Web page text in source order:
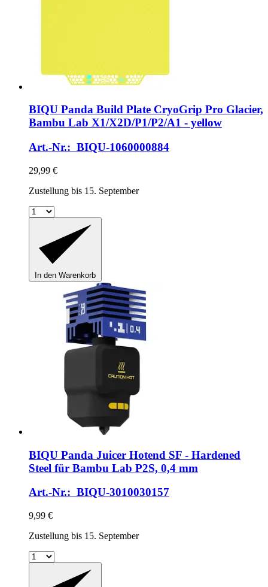
BIQU Panda Build Plate CryoGrip Pro Glacier,
Bambu Lab X1/X2D/P1/P2/A1 -​ yellow
Art.-Nr.: BIQU-1060000884
29,99 €
Zustellung bis 15. September
In den Warenkorb
BIQU Panda Juicer Hotend SF -​ Hardened
Steel für Bambu Lab P2S, 0,4 mm
Art.-Nr.: BIQU-3010030157
9,99 €
Zustellung bis 15. September